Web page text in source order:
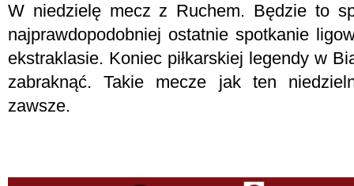
W niedzielę mecz z Ruchem. Będzie to
najprawdopodobniej ostatnie spotkanie
ekstraklasie. Koniec piłkarskiej legendy w
zabraknąć. Takie mecze jak ten
zawsze.